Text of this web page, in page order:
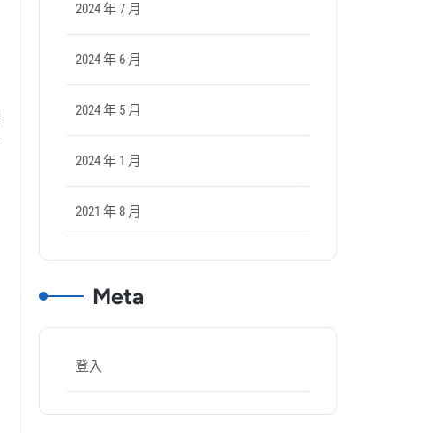
2024 年 7 月
2024 年 6 月
2024 年 5 月
2024 年 1 月
2021 年 8 月
Meta
登入